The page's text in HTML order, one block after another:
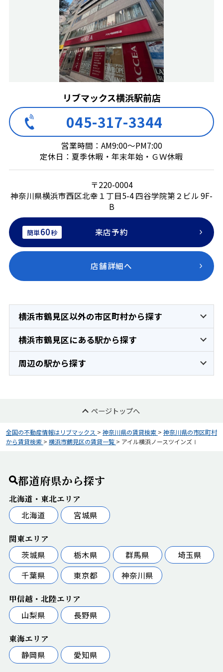
リブマックス横浜駅前店
045-317-3344
営業時間：AM9:00～PM7:00
定休日：夏季休暇・年末年始・ＧＷ休暇
〒220-0004
神奈川県横浜市西区北幸１丁目5-4 四谷学院第２ビル 9F-
B
簡単60秒 来店予約
店舗詳細へ
横浜市鶴見区以外の市区町村から探す
横浜市鶴見区にある駅から探す
周辺の駅から探す
ページトップへ
全国の不動産情報はリブマックス > 神奈川県の賃貸検索 > 神奈川県の市区町村
から賃貸検索 > 横浜市鶴見区の賃貸一覧 > アイル横浜ノースツインズⅠ
都道府県から探す
北海道・東北エリア
北海道
宮城県
関東エリア
茨城県
栃木県 群馬県
埼玉県
千葉県
東京都 神奈川県
甲信越・北陸エリア
山梨県
長野県
東海エリア
静岡県
愛知県